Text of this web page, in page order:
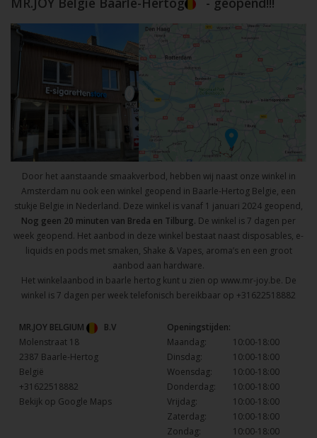
Door het aanstaande smaakverbod, hebben wij naast onze winkel in
Amsterdam nu ook een winkel geopend in Baarle-Hertog Belgie, een
stukje Belgie in Nederland. Deze winkel is vanaf 1 januari 2024 geopend,
Nog geen 20 minuten van Breda en Tilburg. De winkel is 7 dagen per
week geopend. Het aanbod in deze winkel bestaat naast disposables, e-
liquids en pods met smaken, Shake & Vapes, aroma’s en een groot
aanbod aan hardware.
Het winkelaanbod in baarle hertog kunt u zien op www.mr-joy.be. De
winkel is 7 dagen per week telefonisch bereikbaar op +31622518882
MR.JOY BELGIUM
B.V
Molenstraat 18
2387 Baarle-Hertog
België
+31622518882
Bekijk op Google Maps
Openingstijden:
Maandag:
10:00-18:00
Dinsdag:
10:00-18:00
Woensdag:
10:00-18:00
Donderdag:
10:00-18:00
Vrijdag:
10:00-18:00
Zaterdag:
10:00-18:00
Zondag:
10:00-18:00